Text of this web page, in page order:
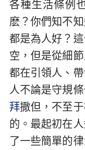
各種生活條例
麽？你們知不
都是為人好？
空，但是從細
都在引領人、
人不論是守規
拜撒但，不至
的。最起初在
了一些簡單的